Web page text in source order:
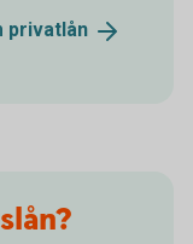
privatlån